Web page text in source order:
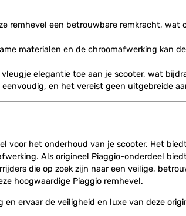
remhevel een betrouwbare remkracht,
materialen en de chroomafwerking kan
elegantie toe aan je scooter, wat
en het vereist geen uitgebreide
voor het onderhoud van je scooter. Het
Als origineel Piaggio-onderdeel
die op zoek zijn naar een veilige,
hoogwaardige Piaggio remhevel.
ervaar de veiligheid en luxe van deze